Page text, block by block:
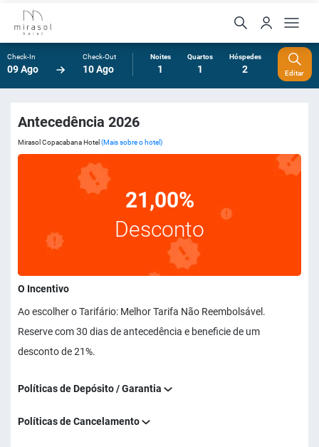
Check-In
09 Ago
Check-Out
10 Ago
Noites
1
Quartos
1
Hóspedes
2 Editar
Antecedência 2026
Mirasol Copacabana Hotel (Mais sobre o hotel)
21,00%
Desconto
O Incentivo
Ao escolher o Tarifário: Melhor Tarifa Não Reembolsável.
Reserve com 30 dias de antecedência e beneficie de um
desconto de 21%.
Políticas de Depósito / Garantia
Políticas de Cancelamento